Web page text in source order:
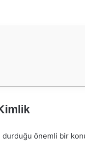
durduğu önemli bir